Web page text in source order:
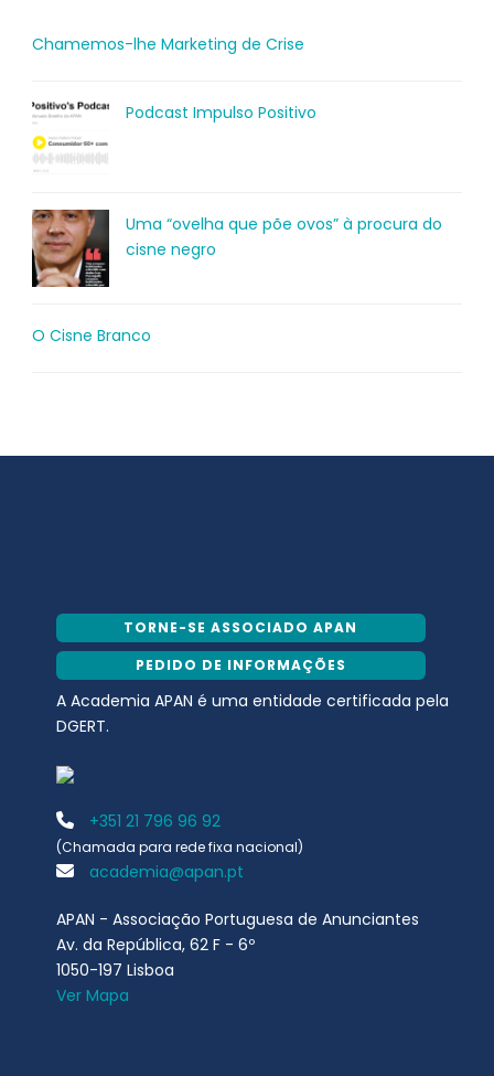
Chamemos-lhe Marketing de Crise
Podcast Impulso Positivo
Uma “ovelha que põe ovos” à procura do
cisne negro
O Cisne Branco
TORNE-SE ASSOCIADO APAN
PEDIDO DE INFORMAÇÕES
A Academia APAN é uma entidade certificada pela
DGERT.
+351 21 796 96 92
(Chamada para rede fixa nacional)
academia@apan.pt
APAN - Associação Portuguesa de Anunciantes
Av. da República, 62 F - 6º
1050-197 Lisboa
Ver Mapa